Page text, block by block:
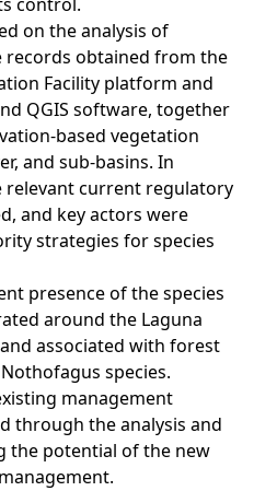
on the analysis of
obtained from the
Facility platform and
QGIS software, together
based vegetation
and sub-basins. In
relevant current regulatory
and key actors were
strategies for species
presence of the species
around the Laguna
associated with forest
species.
management
through the analysis and
the potential of the new